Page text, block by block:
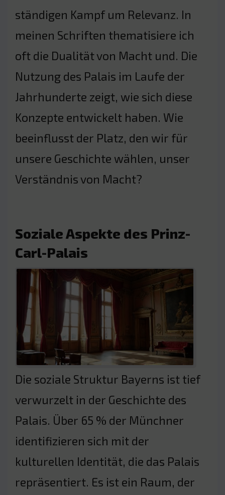
ständigen Kampf um Relevanz. In
meinen Schriften thematisiere ich
oft die Dualität von Macht und. Die
Nutzung des Palais im Laufe der
Jahrhunderte zeigt, wie sich diese
Konzepte entwickelt haben. Wie
beeinflusst der Platz, den wir für
unsere Geschichte wählen, unser
Verständnis von Macht?
Soziale Aspekte des Prinz-
Carl-Palais
Die soziale Struktur Bayerns ist tief
verwurzelt in der Geschichte des
Palais. Über 65 % der Münchner
identifizieren sich mit der
kulturellen Identität, die das Palais
repräsentiert. Es ist ein Raum, der